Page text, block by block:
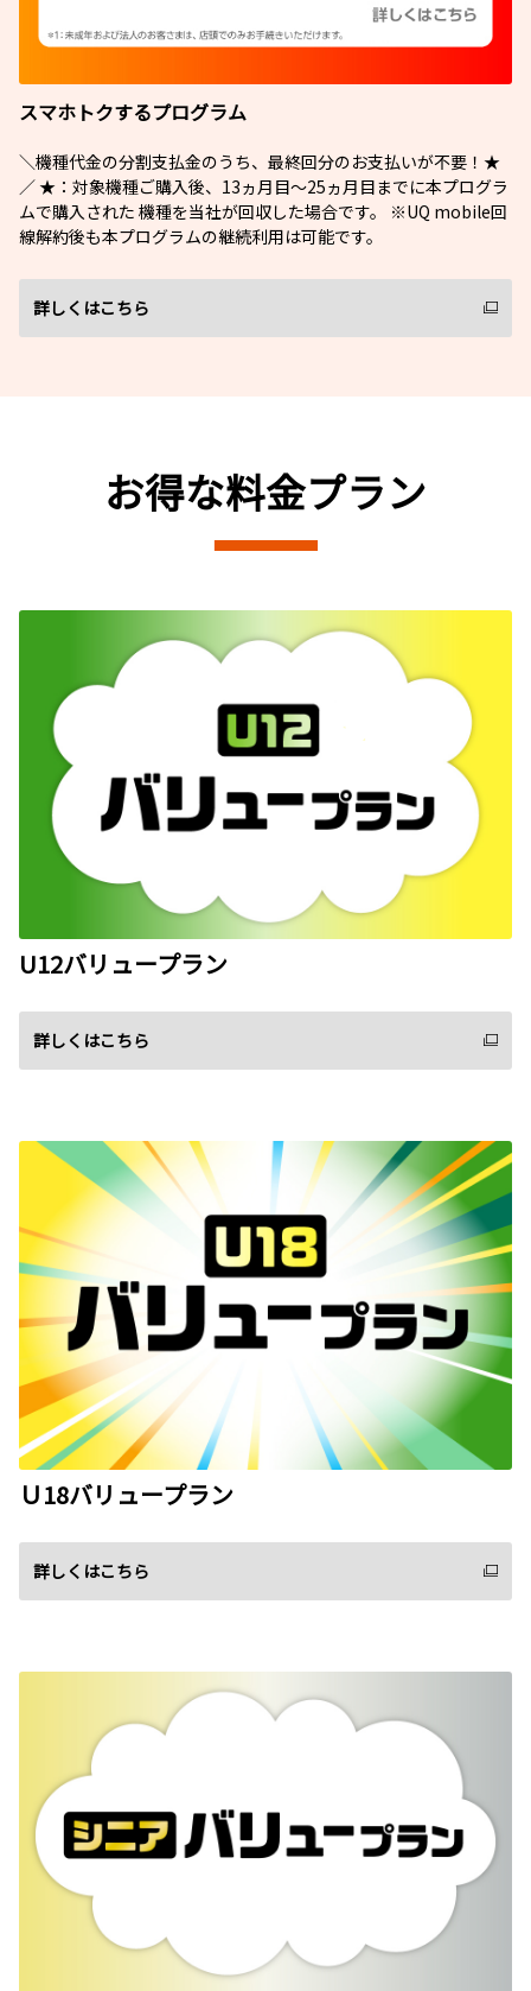
スマホトクするプログラム
＼機種代金の分割支払金のうち、最終回分のお支払いが不要！★
／ ★：対象機種ご購入後、13ヵ月目～25ヵ月目までに本プログラ
ムで購入された 機種を当社が回収した場合です。 ※UQ mobile回
線解約後も本プログラムの継続利用は可能です。
詳しくはこちら
お得な料金プラン
U12バリュープラン
詳しくはこちら
Ｕ18バリュープラン
詳しくはこちら